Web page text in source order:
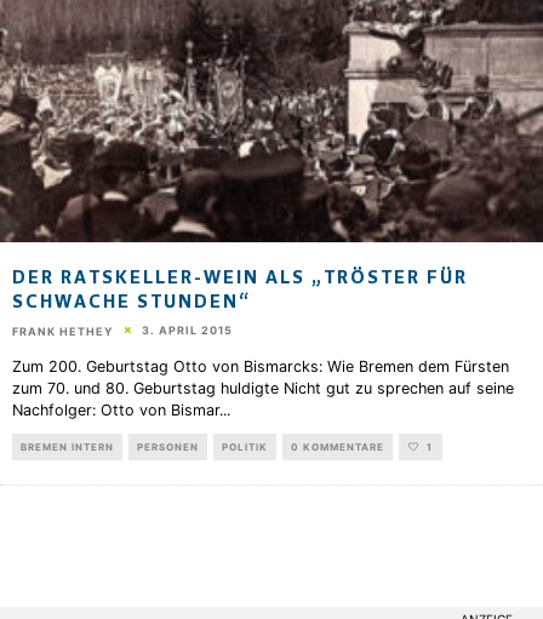
DER RATSKELLER-WEIN ALS „TRÖSTER FÜR
SCHWACHE STUNDEN“
FRANK HETHEY 3. APRIL 2015
Zum 200. Geburtstag Otto von Bismarcks: Wie Bremen dem Fürsten
zum 70. und 80. Geburtstag huldigte Nicht gut zu sprechen auf seine
Nachfolger: Otto von Bismar...
BREMEN INTERN PERSONEN POLITIK 0 KOMMENTARE 1